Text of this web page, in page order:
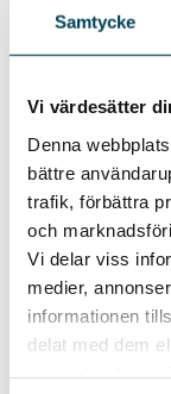
Samtycke
Vi värdesätter
Denna
bättre
trafik, förbättra
och
Vi delar viss
medier,
informationen
delat med dem
Just nu finns det
ICA